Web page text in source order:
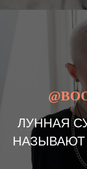
ЛУННАЯ